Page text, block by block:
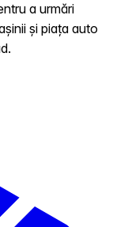
a urmări
și piața auto